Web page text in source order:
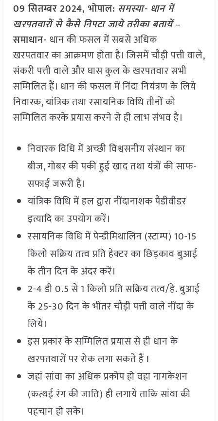
09 सितम्बर 2024, भोपाल: समस्या- धान में
खरपतवारों से कैसे निपटा जाये तरीका बतायें–
समाधान- धान की फसल में सबसे अधिक
खरपतवार का आक्रमण होता है। जिसमें चौड़ी पत्ती वाले,
संकरी पत्ती वाले और घास कुल के खरपतवार सभी
सम्मिलित हैं। धान की फसल में निंदा नियंत्रण के लिये
निवारक, यांत्रिक तथा रसायनिक विधि तीनों को
सम्मिलित करके प्रयास करने से ही लाभ संभव है।
निवारक विधि में अच्छी विश्वसनीय संस्थान का
बीज, गोबर की पकी हुई खाद तथा यंत्रों की साफ-
सफाई जरूरी है।
यांत्रिक विधि में हल द्वारा नींदानाशक पैडीवीडर
इत्यादि का उपयोग करें।
रसायनिक विधि में पेन्डीमिथालिन (स्टाम्प) 10-15
किलो सक्रिय तत्व प्रति हेक्टर का छिड़काव बुआई
के तीन दिन के अंदर करें।
2-4 डी 0.5 से 1 किलो प्रति सक्रिय तत्व/हे. बुआई
के 25-30 दिन के भीतर चौड़ी पत्ती वाले नींदा के
लिये।
इस प्रकार के सम्मिलित प्रयास से ही धान के
खरपतवारों पर रोक लगा सकते हैं I
जहां सांवा का अधिक प्रकोप हो वहा नागकेशन
(कत्थई रंग की जाति) ही लगाये ताकि सांवा की
पहचान हो सके।